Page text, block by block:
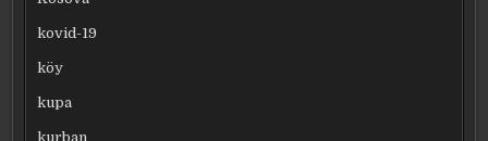
kovid-19
köy
kupa
kurban